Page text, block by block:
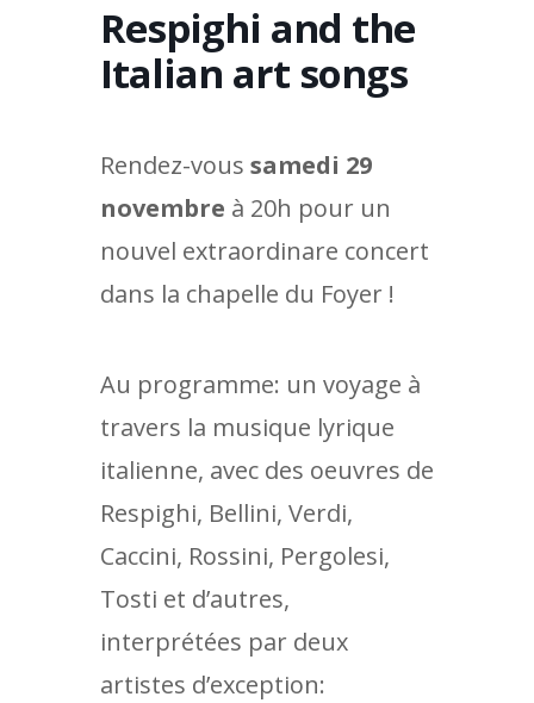
Respighi and the
Italian art songs
Rendez-vous samedi 29
novembre à 20h pour un
nouvel extraordinare concert
dans la chapelle du Foyer !
Au programme: un voyage à
travers la musique lyrique
italienne, avec des oeuvres de
Respighi, Bellini, Verdi,
Caccini, Rossini, Pergolesi,
Tosti et d’autres,
interprétées par deux
artistes d’exception: